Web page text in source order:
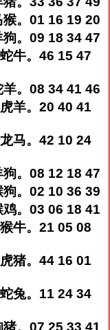
。01 16 19 20
。09 18 34 47
牛。46 15 47
。08 34 41 46
羊。20 40 41
马。42 10 24
。08 12 18 47
。02 10 36 39
。03 06 18 41
牛。21 05 08
猪。44 16 01
兔。11 24 34
。07 25 33 41